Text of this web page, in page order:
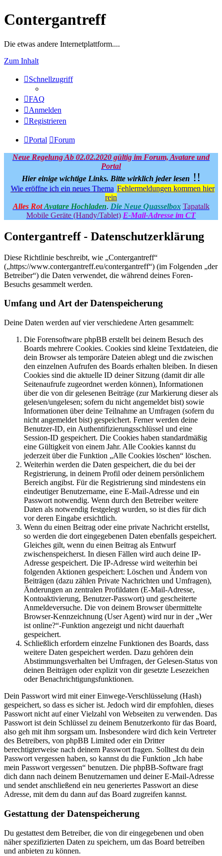
Contergantreff
Die etwas andere Internetplattform....
Zum Inhalt
Schnellzugriff
FAQ
Anmelden
Registrieren
Portal Forum
Neue Regelung Ab 02.02.2020 gültig im Forum, Avatare und
Portal
Hier einige wichtige Links. Bitte wirklich jeder lesen !!
Wie eröffne ich ein neues Thema Fehlermeldungen kommen hier
rein
Alles Rot Avatare Hochladen. Die Neue Quasselbox Tapatalk
Mobile Geräte (Handy/Tablet) E-Mail-Adresse im CT
Contergantreff - Datenschutzerklärung
Diese Richtlinie beschreibt, wie „Contergantreff“
(„https://www.contergantreff.eu/contergantreff“) (im Folgenden „der
Betreiber“) die Daten verwendet, die während deines Foren-
Besuchs gesammelt werden.
Umfang und Art der Datenspeicherung
Deine Daten werden auf vier verschiedene Arten gesammelt:
Die Forensoftware phpBB erstellt bei deinem Besuch des
Boards mehrere Cookies. Cookies sind kleine Textdateien, die
dein Browser als temporäre Dateien ablegt und die zwischen
den einzelnen Aufrufen des Boards erhalten bleiben. In diesen
Cookies sind die aktuelle ID deiner Sitzung (damit dir alle
Seitenaufrufe zugeordnet werden können), Informationen
über die von dir gelesenen Beiträge (zur Markierung dieser als
gelesen/ungelesen; sofern du nicht angemeldet bist) sowie
Informationen über deine Teilnahme an Umfragen (sofern du
nicht angemeldet bist) gespeichert. Ferner werden deine
Benutzer-ID, ein Authentifizierungsschlüssel und eine
Session-ID gespeichert. Die Cookies haben standardmäßig
eine Gültigkeit von einem Jahr. Alle Cookies kannst du
jederzeit über die Funktion „Alle Cookies löschen“ löschen.
Weiterhin werden die Daten gespeichert, die du bei der
Registrierung, in deinem Profil oder deinem persönlichem
Bereich angibst. Für die Registrierung sind mindestens ein
eindeutiger Benutzername, eine E-Mail-Adresse und ein
Passwort notwendig. Wenn durch den Betreiber weitere
Daten als notwendig festgelegt wurden, so ist dies für dich
vor deren Eingabe ersichtlich.
Wenn du einen Beitrag oder eine private Nachricht erstellst,
so werden die dort eingegebenen Daten ebenfalls gespeichert.
Gleiches gilt, wenn du einen Beitrag als Entwurf
zwischenspeicherst. In diesen Fällen wird auch deine IP-
Adresse gespeichert. Die IP-Adresse wird weiterhin bei
folgenden Aktionen gespeichert: Löschen und Ändern von
Beiträgen (dazu zählen Private Nachrichten und Umfragen),
Änderungen an zentralen Profildaten (E-Mail-Adresse,
Kontoaktivierung, Benutzer-Passwort) und gescheiterte
Anmeldeversuche. Die von deinem Browser übermittelte
Browser-Kennzeichnung (User Agent) wird nur in der „Wer
ist online?“-Funktion angezeigt und nicht dauerhaft
gespeichert.
Schließlich erfordern einzelne Funktionen des Boards, dass
weitere Daten gespeichert werden. Dazu gehören dein
Abstimmungsverhalten bei Umfragen, der Gelesen-Status von
deinen Beiträgen oder explizit von dir gesetzte Lesezeichen
oder Benachrichtigungsfunktionen.
Dein Passwort wird mit einer Einwege-Verschlüsselung (Hash)
gespeichert, so dass es sicher ist. Jedoch wird dir empfohlen, dieses
Passwort nicht auf einer Vielzahl von Webseiten zu verwenden. Das
Passwort ist dein Schlüssel zu deinem Benutzerkonto für das Board,
also geh mit ihm sorgsam um. Insbesondere wird dich kein Vertreter
des Betreibers, von phpBB Limited oder ein Dritter
berechtigterweise nach deinem Passwort fragen. Solltest du dein
Passwort vergessen haben, so kannst du die Funktion „Ich habe
mein Passwort vergessen“ benutzen. Die phpBB-Software fragt
dich dann nach deinem Benutzernamen und deiner E-Mail-Adresse
und sendet anschließend ein neu generiertes Passwort an diese
Adresse, mit dem du dann auf das Board zugreifen kannst.
Gestattung der Datenspeicherung
Du gestattest dem Betreiber, die von dir eingegebenen und oben
näher spezifizierten Daten zu speichern, um das Board betreiben
und anbieten zu können.